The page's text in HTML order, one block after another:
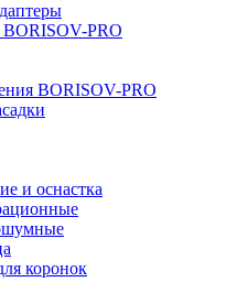
PRO
BORISOV-PRO
и оснастка
коронок